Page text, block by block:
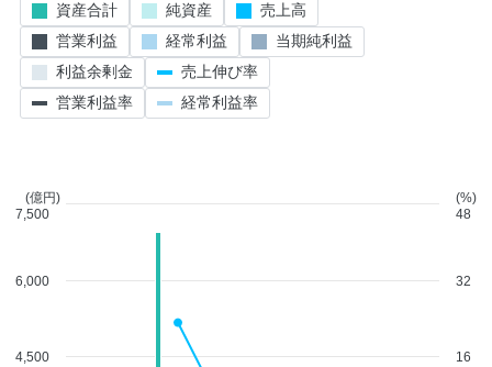
4,500
6,000
(億円)
7,500
16
32
(%)
48
資産合計 純資産
売上高
営業利益
経常利益
当期純利益
利益余剰金
売上伸び率
営業利益率
経常利益率